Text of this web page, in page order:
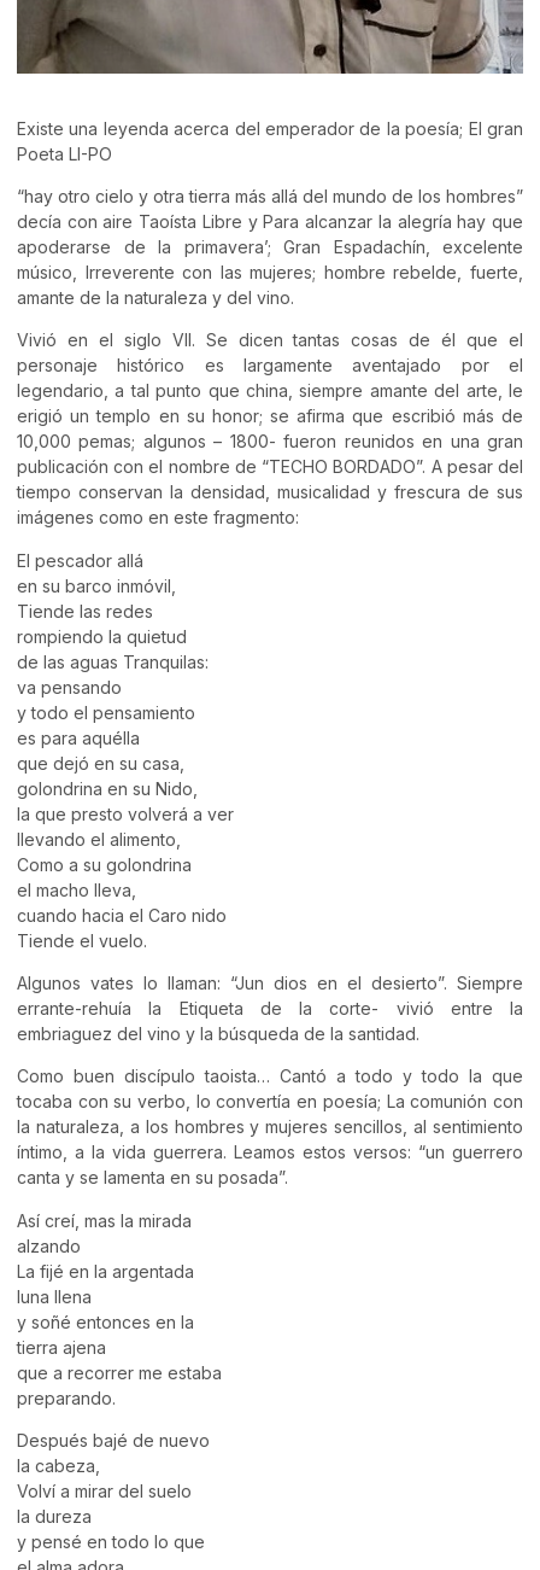
Existe una leyenda acerca del emperador de la poesía; El gran
Poeta LI-PO
“hay otro cielo y otra tierra más allá del mundo de los hombres”
decía con aire Taoísta Libre y Para alcanzar la alegría hay que
apoderarse de la primavera’; Gran Espadachín, excelente
músico, Irreverente con las mujeres; hombre rebelde, fuerte,
amante de la naturaleza y del vino.
Vivió en el siglo VII. Se dicen tantas cosas de él que el
personaje histórico es largamente aventajado por el
legendario, a tal punto que china, siempre amante del arte, le
erigió un templo en su honor; se afirma que escribió más de
10,000 pemas; algunos – 1800- fueron reunidos en una gran
publicación con el nombre de “TECHO BORDADO”. A pesar del
tiempo conservan la densidad, musicalidad y frescura de sus
imágenes como en este fragmento:
El pescador allá
en su barco inmóvil,
Tiende las redes
rompiendo la quietud
de las aguas Tranquilas:
va pensando
y todo el pensamiento
es para aquélla
que dejó en su casa,
golondrina en su Nido,
la que presto volverá a ver
llevando el alimento,
Como a su golondrina
el macho lleva,
cuando hacia el Caro nido
Tiende el vuelo.
Algunos vates lo llaman: “Jun dios en el desierto”. Siempre
errante-rehuía la Etiqueta de la corte- vivió entre la
embriaguez del vino y la búsqueda de la santidad.
Como buen discípulo taoista… Cantó a todo y todo la que
tocaba con su verbo, lo convertía en poesía; La comunión con
la naturaleza, a los hombres y mujeres sencillos, al sentimiento
íntimo, a la vida guerrera. Leamos estos versos: “un guerrero
canta y se lamenta en su posada”.
Así creí, mas la mirada
alzando
La fijé en la argentada
luna llena
y soñé entonces en la
tierra ajena
que a recorrer me estaba
preparando.
Después bajé de nuevo
la cabeza,
Volví a mirar del suelo
la dureza
y pensé en todo lo que